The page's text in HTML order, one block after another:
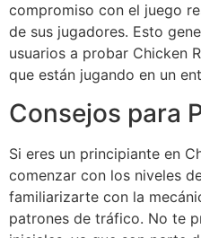
compromiso con el juego
de sus jugadores. Esto
usuarios a probar Chicken
que están jugando en un
Consejos para
Si eres un principiante en
comenzar con los niveles
familiarizarte con la
patrones de tráfico. No te